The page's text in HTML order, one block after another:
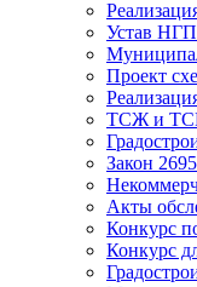
Устав
Проект
ТСЖ и
Закон
Акты
Конкурс
Конкурс